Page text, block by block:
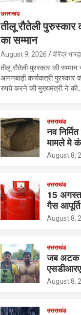
उत्तराखंड
तीलू रौतेली पुरुस्कार
का सम्मान
August 9, 2026 वीरेंद्र
तीलू रौतेली पुरस्कार की
आंगनबाड़ी कार्यकत्री पुरस्कार
रुपये करने की मुख्यमंत्री ने की…
उत्तराखंड
नव
मामले मे
August 8,
उत्तराखंड
15 अगस्त
गैस
August 8,
उत्तराखंड
जब अटक
August 8,
उत्तराखंड